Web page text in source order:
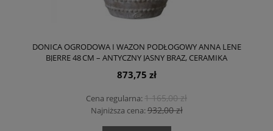
DONICA OGRODOWA I WAZON PODŁOGOWY ANNA LENE
BJERRE 48 CM – ANTYCZNY JASNY BRĄZ, CERAMIKA
873,75 zł
Cena regularna:1 165,00 zł
Najniższa cena:932,00 zł